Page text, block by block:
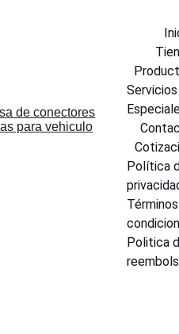
Servicios
Política
Politica